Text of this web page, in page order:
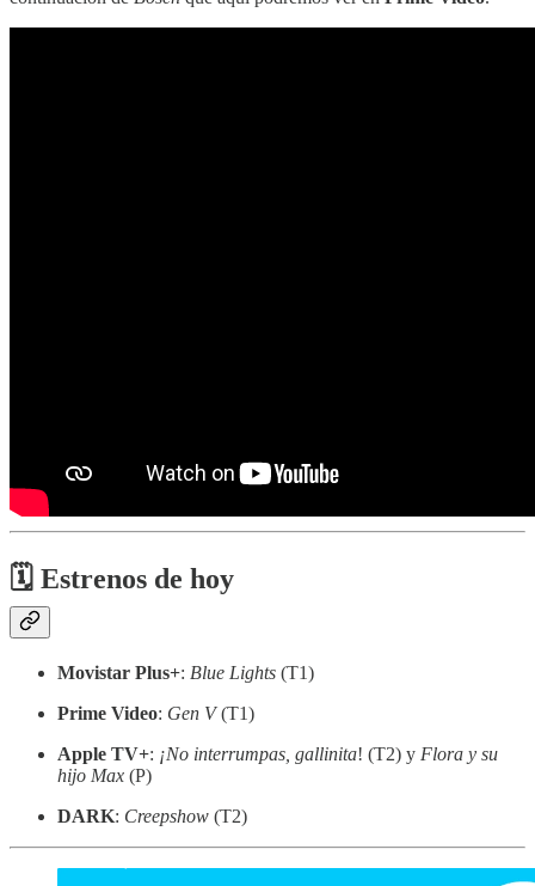
🗓 Estrenos de hoy
Movistar Plus+: Blue Lights (T1)
Prime Video: Gen V(T1)
Apple TV+: ¡No interrumpas, gallinita! (T2) y Flora y su
hijo Max (P)
DARK: Creepshow (T2)